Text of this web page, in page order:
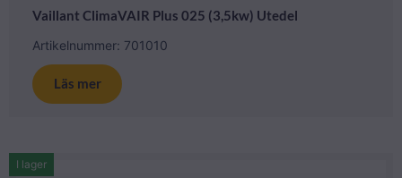
Vaillant ClimaVAIR Plus 025 (3,5kw) Utedel
Artikelnummer: 701010
Läs mer
I lager